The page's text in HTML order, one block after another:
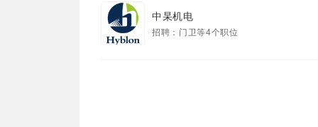
中杲机电
招聘：门卫等4个职位